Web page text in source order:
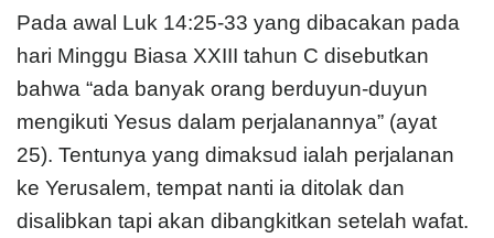
Pada awal Luk 14:25-33 yang dibacakan pada
hari Minggu Biasa XXIII tahun C disebutkan
bahwa “ada banyak orang berduyun-duyun
mengikuti Yesus dalam perjalanannya” (ayat
25). Tentunya yang dimaksud ialah perjalanan
ke Yerusalem, tempat nanti ia ditolak dan
disalibkan tapi akan dibangkitkan setelah wafat.